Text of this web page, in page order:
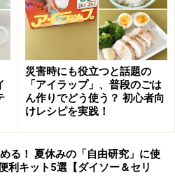
在感が出にくく、透明なプラ
見えます。
プリント類
災害時にも役立つと話題の
「アイラップ」、普段のごは
ん作りでどう使う？ 初心者向
けレシピを実践！
る！ 夏休みの「自由研究」に使
利キット5選【ダイソー＆セリ